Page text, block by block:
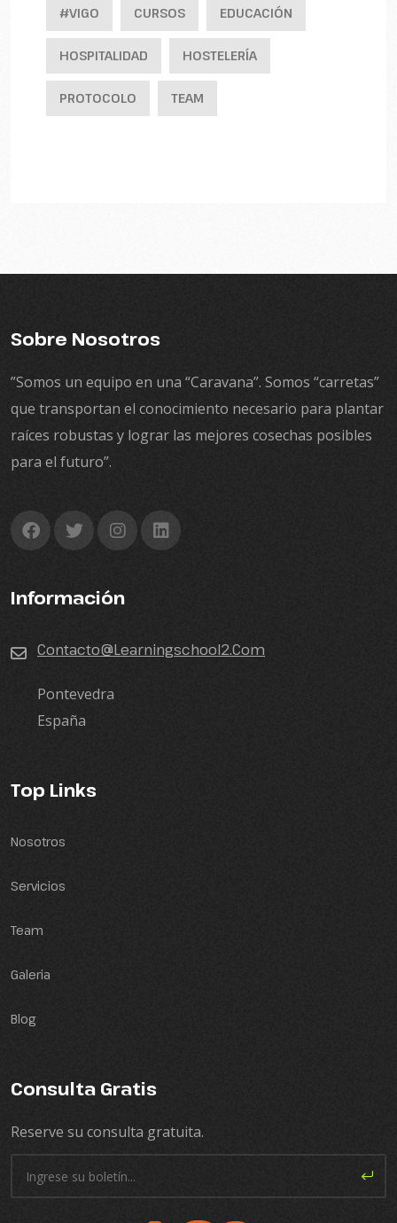
#VIGO CURSOS EDUCACIÓN
HOSPITALIDAD HOSTELERÍA
PROTOCOLO TEAM
Sobre Nosotros
”Somos un equipo en una “Caravana”. Somos “carretas”
que transportan el conocimiento necesario para plantar
raíces robustas y lograr las mejores cosechas posibles
para el futuro”.
Información
Contacto@learningschool2.com
Pontevedra
España
Top Links
Nosotros
Servicios
Team
Galeria
Blog
Consulta Gratis
Reserve su consulta gratuita.